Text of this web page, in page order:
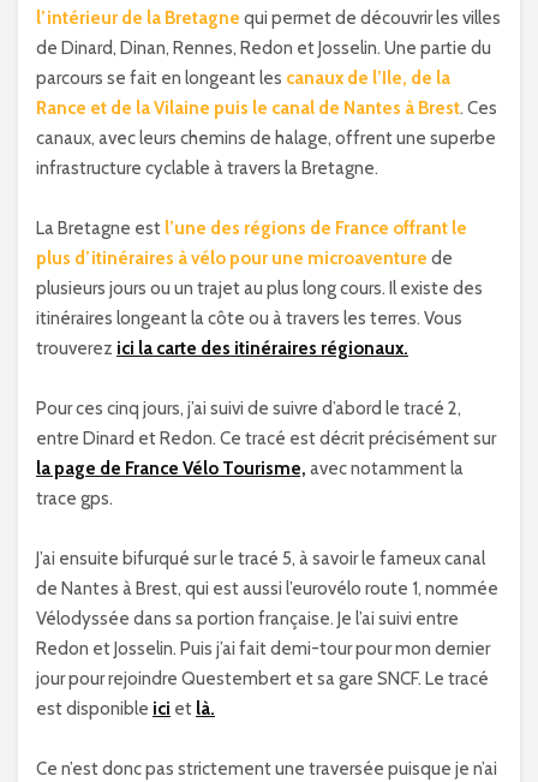
l’intérieur de la Bretagne qui permet de découvrir les villes
de Dinard, Dinan, Rennes, Redon et Josselin. Une partie du
parcours se fait en longeant les canaux de l’Ile, de la
Rance et de la Vilaine puis le canal de Nantes à Brest. Ces
canaux, avec leurs chemins de halage, offrent une superbe
infrastructure cyclable à travers la Bretagne.
La Bretagne est l’une des régions de France offrant le
plus d’itinéraires à vélo pour une microaventure de
plusieurs jours ou un trajet au plus long cours. Il existe des
itinéraires longeant la côte ou à travers les terres. Vous
trouverez ici la carte des itinéraires régionaux.
Pour ces cinq jours, j’ai suivi de suivre d’abord le tracé 2,
entre Dinard et Redon. Ce tracé est décrit précisément sur
la page de France Vélo Tourisme, avec notamment la
trace gps.
J’ai ensuite bifurqué sur le tracé 5, à savoir le fameux canal
de Nantes à Brest, qui est aussi l’eurovélo route 1, nommée
Vélodyssée dans sa portion française. Je l’ai suivi entre
Redon et Josselin. Puis j’ai fait demi-tour pour mon dernier
jour pour rejoindre Questembert et sa gare SNCF. Le tracé
est disponible ici et là.
Ce n’est donc pas strictement une traversée puisque je n’ai